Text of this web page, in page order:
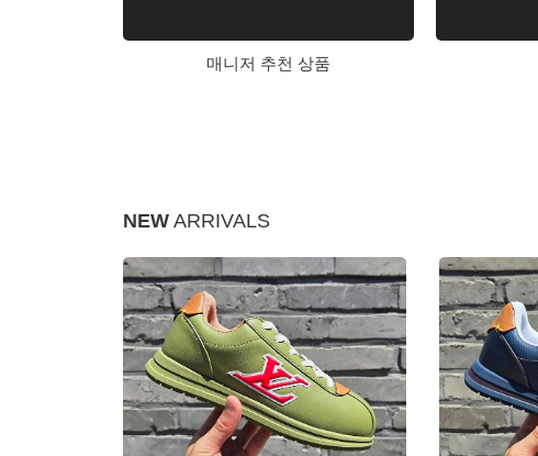
매니저 추천 상품
NEW ARRIVALS